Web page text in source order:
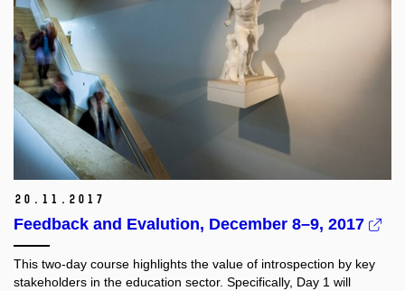
20. 11. 2017
Feedback and Evalution, December 8–9, 2017
This two-day course highlights the value of introspection by key
stakeholders in the education sector. Specifically, Day 1 will